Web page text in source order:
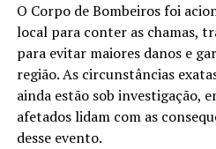
O Corpo de Bombeiros foi
local para conter as chamas,
para evitar maiores danos e
região. As circunstâncias
ainda estão sob investigação,
afetados lidam com as
desse evento.